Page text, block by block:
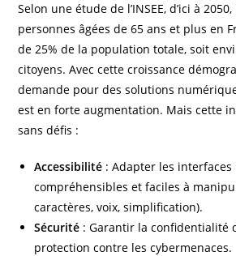
Selon une étude de l’INSEE, d’ici à
personnes âgées de 65 ans et plus en
de 25% de la population totale, soit
citoyens. Avec cette croissance
demande pour des solutions
est en forte augmentation. Mais cette
sans défis :
Accessibilité : Adapter les interfaces
compréhensibles et faciles à
caractères, voix, simplification).
Sécurité : Garantir la confidentialité
protection contre les cybermenaces.